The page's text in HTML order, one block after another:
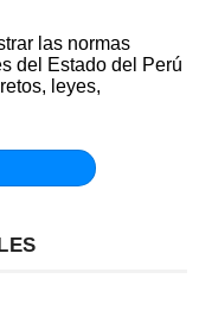
las normas
del Estado del Perú
leyes,